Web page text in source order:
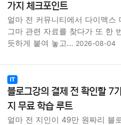
가지 체크포인트
얼마 전 커뮤니티에서 다이맥스
그마 관련 자료를 찾다가 또 한
듯하게 붙여 놓고… 2026-08-04
IT
블로그강의 결제 전 확인할 7
지 무료 학습 루트
얼마 전 지인이 49만 원짜리 블